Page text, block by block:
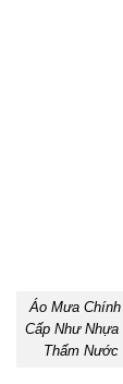
Áo Mưa
Cấp Như
Thấm